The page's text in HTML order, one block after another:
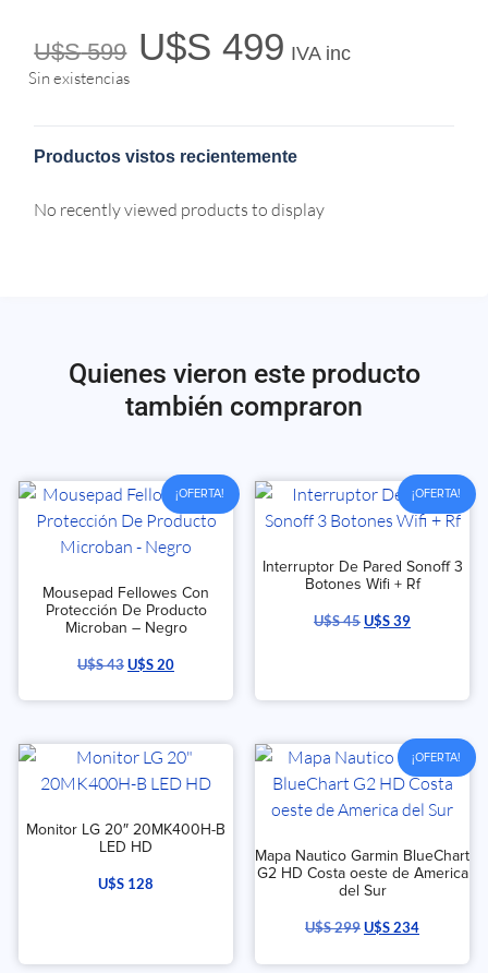
U$S599 U$S 499 IVA inc
Sin existencias
Productos vistos recientemente
No recently viewed products to display
Quienes vieron este producto
también compraron
¡OFERTA!
Mousepad Fellowes Con
Protección De Producto
Microban – Negro
U$S43U$S20
¡OFERTA!
Interruptor De Pared Sonoff 3
Botones Wifi + Rf
U$S45U$S39
Monitor LG 20″ 20MK400H-B
LED HD
U$S 128
¡OFERTA!
Mapa Nautico Garmin BlueChart
G2 HD Costa oeste de America
del Sur
U$S299U$S234